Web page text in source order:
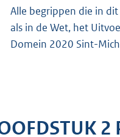
Alle begrippen die in
als in de Wet, het
Domein 2020 Sint-
2